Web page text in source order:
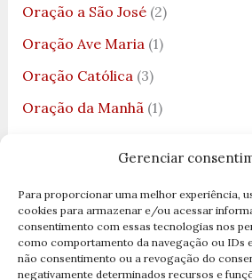
Gerenciar
Para proporcionar uma melhor experiência,
cookies para armazenar e/ou acessar
consentimento com essas tecnologias nos
como comportamento da navegação ou IDs
não consentimento ou a revogação do
negativamente determinados recursos e
Oração a São José(2)
Oração Ave Maria(1)
Oração Católica(3)
Oração da Manhã(1)
Oração da Noite para Dormir(1)
Oração das 7 Chaves(1)
Oração de Nossa Senhora (4)